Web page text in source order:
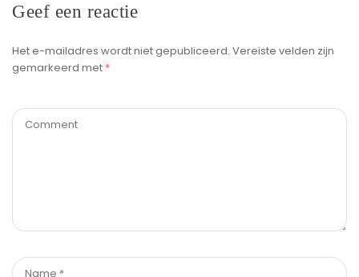
Geef een reactie
Het e-mailadres wordt niet gepubliceerd. Vereiste velden zijn
gemarkeerd met *